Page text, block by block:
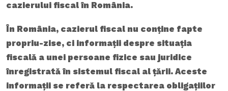
cazierului fiscal în România.
În România, cazierul fiscal nu conține fapte
propriu-zise, ci informații despre situația
fiscală a unei persoane fizice sau juridice
înregistrată în sistemul fiscal al țării. Aceste
informații se referă la respectarea obligațiilor